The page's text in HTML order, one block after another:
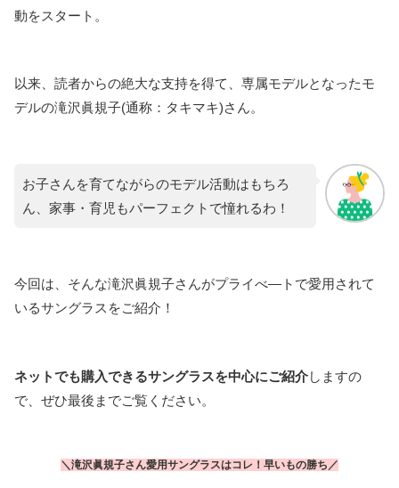
動をスタート。
以来、読者からの絶大な支持を得て、専属モデルとなったモ
デルの滝沢眞規子(通称：タキマキ)さん。
お子さんを育てながらのモデル活動はもちろ
ん、家事・育児もパーフェクトで憧れるわ！
今回は、そんな滝沢眞規子さんがプライべ―トで愛用されて
いるサングラスをご紹介！
ネットでも購入できるサングラスを中心にご紹介しますの
で、ぜひ最後までご覧ください。
＼滝沢眞規子さん愛用サングラスはコレ！早いもの勝ち／